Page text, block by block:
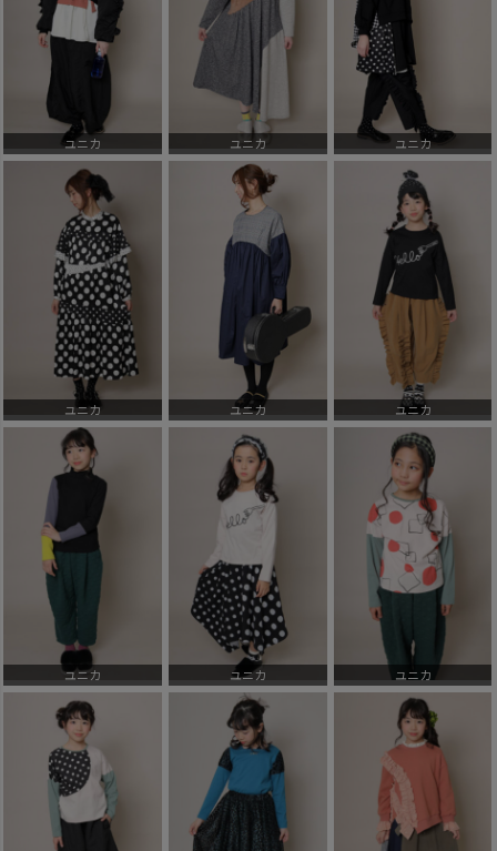
ユニカ ユニカ ユニカ
ユニカ ユニカ ユニカ
ユニカ ユニカ ユニカ